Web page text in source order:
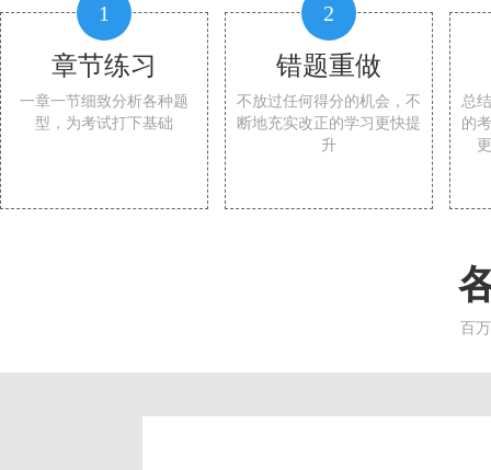
1
章节练习
一章一节细致分析各种题
型，为考试打下基础
2
错题重做
不放过任何得分的机会，不
断地充实改正的学习更快提
升
总
的
百